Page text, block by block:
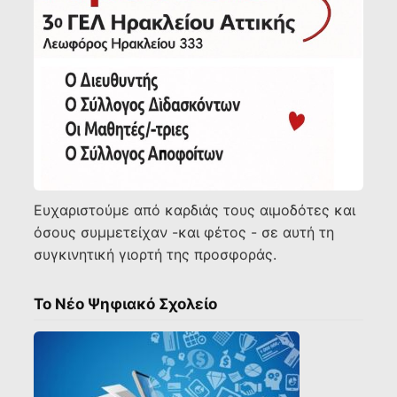
Ευχαριστούμε από καρδιάς τους αιμοδότες και
όσους συμμετείχαν -και φέτος - σε αυτή τη
συγκινητική γιορτή της προσφοράς.
Το Νέο Ψηφιακό Σχολείο